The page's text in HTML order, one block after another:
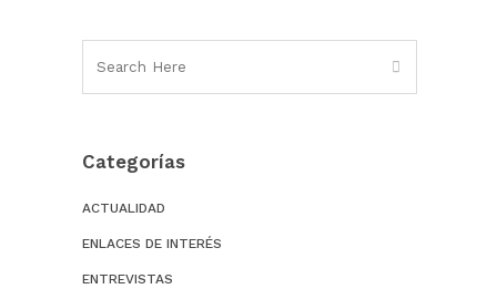
Categorías
ACTUALIDAD
ENLACES DE INTERÉS
ENTREVISTAS